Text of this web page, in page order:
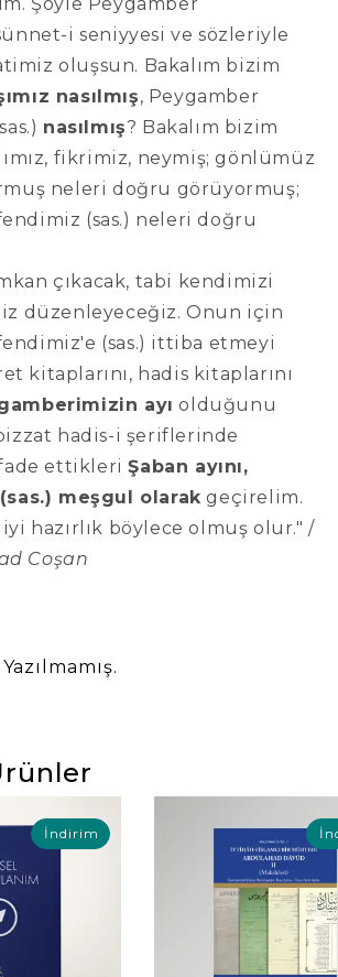
i seniyyesi ve sözleriyle
oluşsun. Bakalım bizim
nasılmış, Peygamber
nasılmış? Bakalım bizim
fikrimiz, neymiş; gönlümüz
neleri doğru görüyormuş;
(sas.) neleri doğru
çıkacak, tabi kendimizi
düzenleyeceğiz. Onun için
(sas.) ittiba etmeyi
kitaplarını, hadis kitaplarını
ayı olduğunu
hadis-i şeriflerinde
ettikleriŞaban ayını,
meşgul olarakgeçirelim.
iyi hazırlık böylece olmuş olur." /
Coşan
İndirim